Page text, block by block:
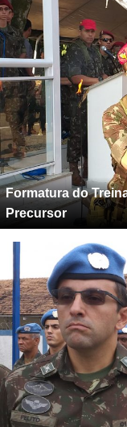
Formatura do
Precursor